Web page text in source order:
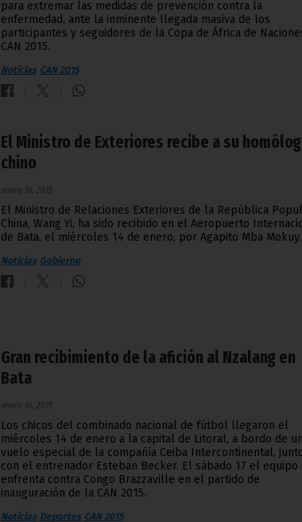
para extremar las medidas de prevención contra la
enfermedad, ante la inminente llegada masiva de los
participantes y seguidores de la Copa de África de
CAN 2015.
Noticias CAN 2015
El Ministro de Exteriores recibe a su
chino
enero 16, 2015
El Ministro de Relaciones Exteriores de la República
China, Wang Yi, ha sido recibido en el Aeropuerto
de Bata, el miércoles 14 de enero, por Agapito Mba Mokuy.
Noticias Gobierno
Gran recibimiento de la afición al Nzalang en
Bata
enero 16, 2015
Los chicos del combinado nacional de fútbol llegaron el
miércoles 14 de enero a la capital de Litoral, a bordo de un
vuelo especial de la compañía Ceiba Intercontinental,
con el entrenador Esteban Becker. El sábado 17 el equipo
enfrenta contra Congo Brazzaville en el partido de
inauguración de la CAN 2015.
Noticias Deportes CAN 2015